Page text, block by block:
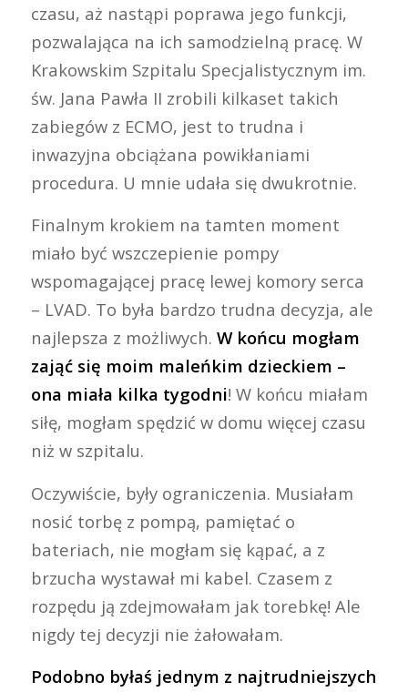
czasu, aż nastąpi poprawa jego funkcji,
pozwalająca na ich samodzielną pracę. W
Krakowskim Szpitalu Specjalistycznym im.
św. Jana Pawła II zrobili kilkaset takich
zabiegów z ECMO, jest to trudna i
inwazyjna obciążana powikłaniami
procedura. U mnie udała się dwukrotnie.
Finalnym krokiem na tamten moment
miało być wszczepienie pompy
wspomagającej pracę lewej komory serca
– LVAD. To była bardzo trudna decyzja, ale
najlepsza z możliwych. W końcu mogłam
zająć się moim maleńkim dzieckiem –
ona miała kilka tygodni! W końcu miałam
siłę, mogłam spędzić w domu więcej czasu
niż w szpitalu.
Oczywiście, były ograniczenia. Musiałam
nosić torbę z pompą, pamiętać o
bateriach, nie mogłam się kąpać, a z
brzucha wystawał mi kabel. Czasem z
rozpędu ją zdejmowałam jak torebkę! Ale
nigdy tej decyzji nie żałowałam.
Podobno byłaś jednym z najtrudniejszych